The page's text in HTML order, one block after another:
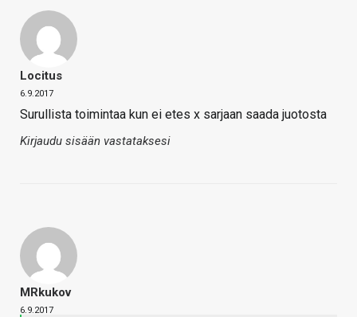
Locitus
6.9.2017
Surullista toimintaa kun ei etes x sarjaan saada juotosta
Kirjaudu sisään vastataksesi
MRkukov
6.9.2017